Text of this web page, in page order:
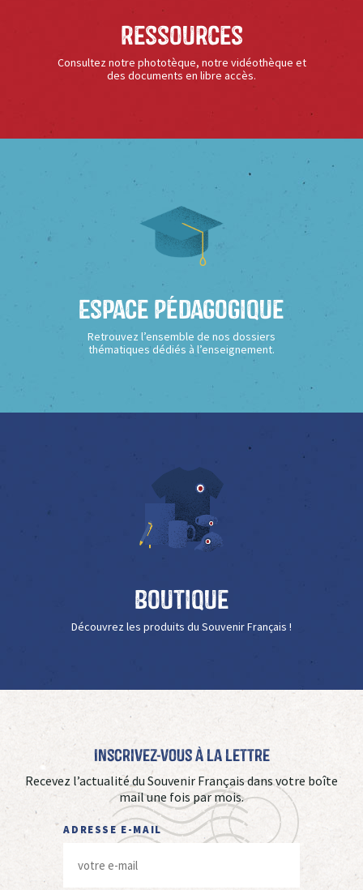
Ressources
Consultez notre phototèque, notre vidéothèque et
des documents en libre accès.
Espace Pédagogique
Retrouvez l’ensemble de nos dossiers
thématiques dédiés à l’enseignement.
Boutique
Découvrez les produits du Souvenir Français !
Inscrivez-vous à La Lettre
Recevez l’actualité du Souvenir Français dans votre boîte
mail une fois par mois.
ADRESSE E-MAIL